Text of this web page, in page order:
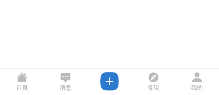
首頁 消息 發現 我的